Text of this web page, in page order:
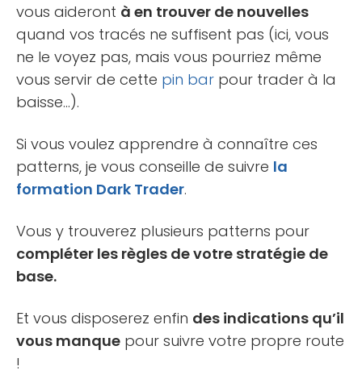
vous aideront à en trouver de nouvelles
quand vos tracés ne suffisent pas (ici, vous
ne le voyez pas, mais vous pourriez même
vous servir de cette pin bar pour trader à la
baisse…).
Si vous voulez apprendre à connaître ces
patterns, je vous conseille de suivre la
formation Dark Trader.
Vous y trouverez plusieurs patterns pour
compléter les règles de votre stratégie de
base.
Et vous disposerez enfin des indications qu’il
vous manque pour suivre votre propre route
!